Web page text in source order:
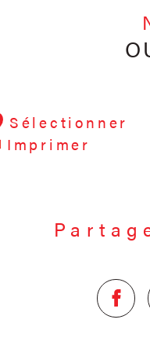
Sélectionner
Imprimer